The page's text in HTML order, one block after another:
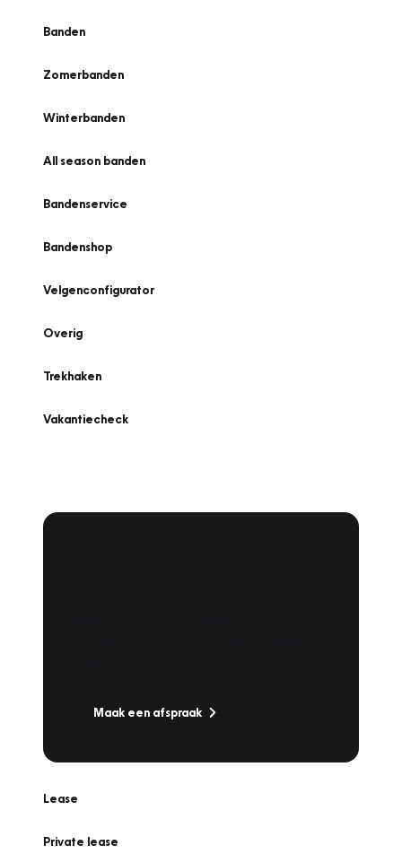
Banden
Zomerbanden
Winterbanden
All season banden
Bandenservice
Bandenshop
Velgenconfigurator
Overig
Trekhaken
Vakantiecheck
Maak een afspraak
Lease
Private lease